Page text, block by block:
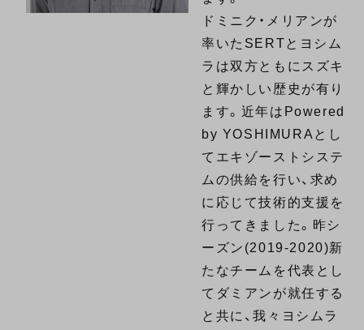
ドミニク・メリアンが
率いたSERTとヨシム
ラは双方ともにスズキ
と輝かしい歴史が有り
ます。近年はPowered
by YOSHIMURAとし
てエキゾーストシステ
ムの供給を行い、求め
に応じて技術的支援を
行ってきました。昨シ
ーズン(2019-2020)新
たなチームを代表とし
てダミアンが就任する
と共に、我々ヨシムラ